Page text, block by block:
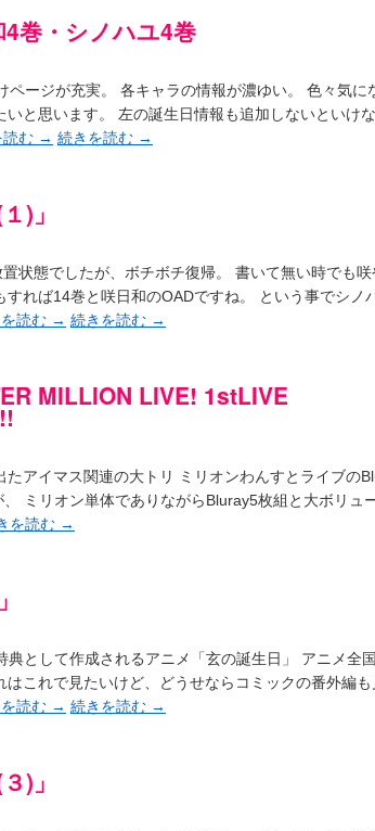
4巻・シノハユ4巻
ージが充実。 各キャラの情報が濃ゆい。 色々気に
と思います。 左の誕生日情報も追加しないといけ
読む → 続きを読む →
)」
状態でしたが、ボチボチ復帰。 書いて無い時でも咲
れば14巻と咲日和のOADですね。 という事でシノ
読む → 続きを読む →
MILLION LIVE! 1stLIVE
アイマス関連の大トリ ミリオンわんすとライブの
ミリオン単体でありながらBluray5枚組と大ボリュ
を読む →
として作成されるアニメ「玄の誕生日」 アニメ全国
これで見たいけど、どうせならコミックの番外編も
読む → 続きを読む →
)」